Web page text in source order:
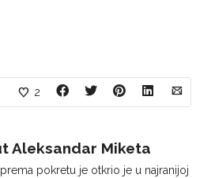
2
Aleksandar Miketa
pokretu je otkrio je u najranijoj